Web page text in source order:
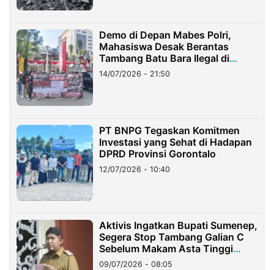
Demo di Depan Mabes Polri,
Mahasiswa Desak Berantas
Tambang Batu Bara Ilegal di
Lampung
14/07/2026 - 21:50
PT BNPG Tegaskan Komitmen
Investasi yang Sehat di Hadapan
DPRD Provinsi Gorontalo
12/07/2026 - 10:40
Aktivis Ingatkan Bupati Sumenep,
Segera Stop Tambang Galian C
Sebelum Makam Asta Tinggi
Longsor
09/07/2026 - 08:05